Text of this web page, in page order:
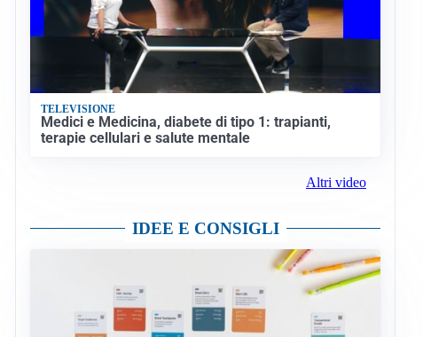
TELEVISIONE
Medici e Medicina, diabete di tipo 1: trapianti,
terapie cellulari e salute mentale
Altri video
IDEE E CONSIGLI